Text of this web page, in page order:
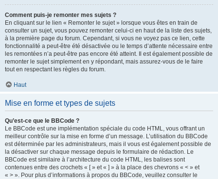
Comment puis-je remonter mes sujets ?
En cliquant sur le lien « Remonter le sujet » lorsque vous êtes en train de
consulter un sujet, vous pouvez remonter celui-ci en haut de la liste des sujets,
à la première page du forum. Cependant, si vous ne voyez pas ce lien, cette
fonctionnalité a peut-être été désactivée ou le temps d’attente nécessaire entre
les remontées n’a peut-être pas encore été atteint. Il est également possible de
remonter le sujet simplement en y répondant, mais assurez-vous de le faire
tout en respectant les règles du forum.
Haut
Mise en forme et types de sujets
Qu’est-ce que le BBCode ?
Le BBCode est une implémentation spéciale du code HTML, vous offrant un
meilleur contrôle sur la mise en forme d’un message. L’utilisation du BBCode
est déterminée par les administrateurs, mais il vous est également possible de
la désactiver sur chaque message depuis le formulaire de rédaction. Le
BBCode est similaire à l’architecture du code HTML, les balises sont
contenues entre des crochets « [ » et « ] » à la place des chevrons « < » et
« > ». Pour plus d’informations à propos du BBCode, veuillez consulter le